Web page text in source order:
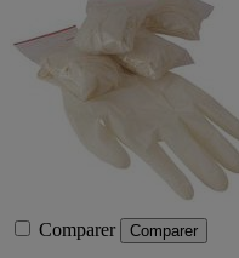
Comparer Comparer